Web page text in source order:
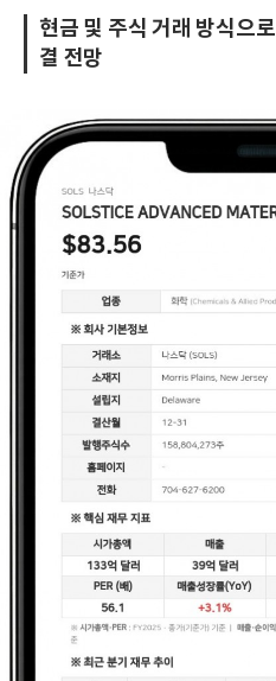
현금 및 주식 거래 방식으
결 전망